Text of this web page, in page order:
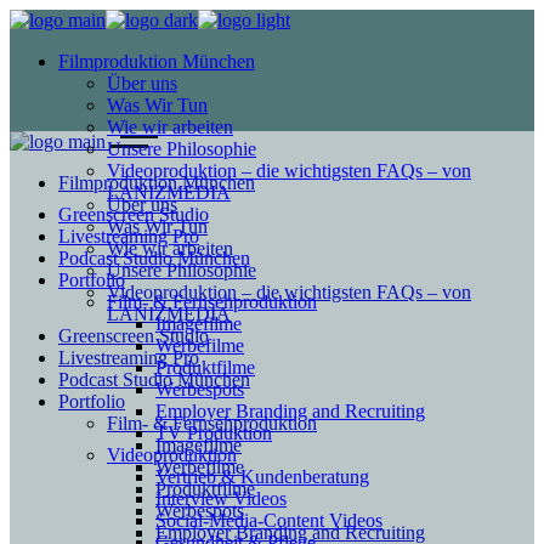
Filmproduktion München
Über uns
Was Wir Tun
Wie wir arbeiten
Unsere Philosophie
Videoproduktion – die wichtigsten FAQs – von
LANIZMEDIA
Greenscreen Studio
Livestreaming Pro
Podcast Studio München
Portfolio
Film- & Fernsehproduktion
Imagefilme
Werbefilme
Produktfilme
Werbespots
Employer Branding and Recruiting
TV Produktion
Videoproduktion
Vertrieb & Kundenberatung
Interview Videos
Social-Media-Content Videos
Filmproduktion München
Über uns
Was Wir Tun
Wie wir arbeiten
Unsere Philosophie
Videoproduktion – die wichtigsten FAQs – von
LANIZMEDIA
Greenscreen Studio
Livestreaming Pro
Podcast Studio München
Portfolio
Film- & Fernsehproduktion
Imagefilme
Werbefilme
Produktfilme
Werbespots
Employer Branding and Recruiting